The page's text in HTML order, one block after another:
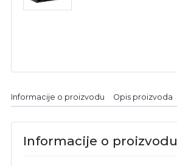
Informacije o proizvodu Opis proizvoda
Informacije o proizvodu